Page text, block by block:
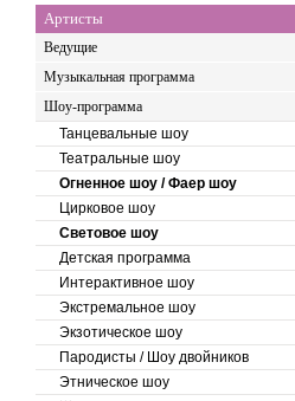
Артисты
Ведущие
Музыкальная программа
Шоу-программа
Танцевальные шоу
Театральные шоу
Огненное шоу / Фаер шоу
Цирковое шоу
Световое шоу
Детская программа
Интерактивное шоу
Экстремальное шоу
Экзотическое шоу
Пародисты / Шоу двойников
Этническое шоу